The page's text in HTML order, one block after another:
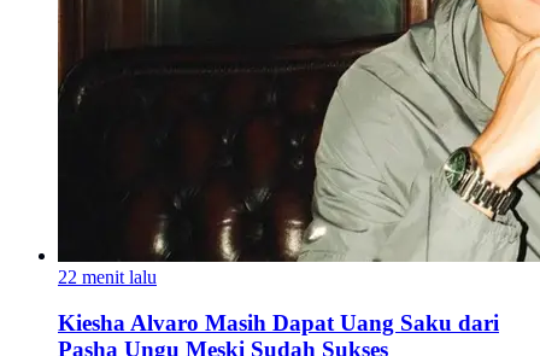
22 menit lalu
Kiesha Alvaro Masih Dapat Uang Saku dari
Pasha Ungu Meski Sudah Sukses